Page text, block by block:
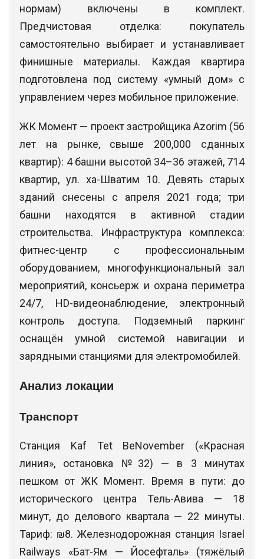
нормам) включены в комплект.
Предчистовая отделка: покупатель
самостоятельно выбирает и устанавливает
финишные материалы. Каждая квартира
подготовлена под систему «умный дом» с
управлением через мобильное приложение.
ЖК Момент — проект застройщика Azorim (56
лет на рынке, свыше 200,000 сданных
квартир): 4 башни высотой 34–36 этажей, 714
квартир, ул. ха-Шватим 10. Девять старых
зданий снесены с апреля 2021 года; три
башни находятся в активной стадии
строительства. Инфраструктура комплекса:
фитнес-центр с профессиональным
оборудованием, многофункциональный зал
мероприятий, консьерж и охрана периметра
24/7, HD-видеонаблюдение, электронный
контроль доступа. Подземный паркинг
оснащён умной системой навигации и
зарядными станциями для электромобилей.
Анализ локации
Транспорт
Станция Kaf Tet BeNovember («Красная
линия», остановка №32) — в 3 минутах
пешком от ЖК Момент. Время в пути: до
исторического центра Тель-Авива — 18
минут, до делового квартала — 22 минуты.
Тариф: ₪8. Железнодорожная станция Israel
Railways «Бат-Ям — Йосефталь» (тяжёлый